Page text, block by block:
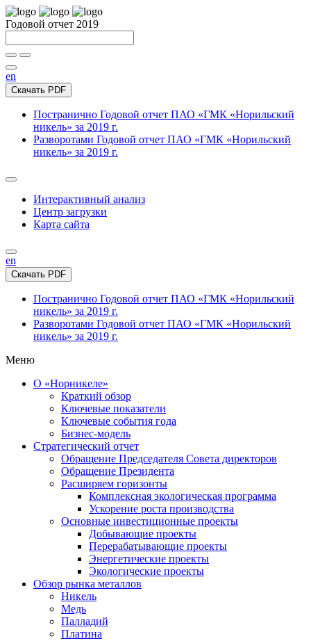
Годовой отчет 2019
en
Скачать PDF
Постранично Годовой отчет ПАО «ГМК «Норильский
никель» за 2019 г.
Разворотами Годовой отчет ПАО «ГМК «Норильский
никель» за 2019 г.
Интерактивный анализ
Центр загрузки
Карта сайта
en
Скачать PDF
Постранично Годовой отчет ПАО «ГМК «Норильский
никель» за 2019 г.
Разворотами Годовой отчет ПАО «ГМК «Норильский
никель» за 2019 г.
Меню
О «Норникеле»
Краткий обзор
Ключевые показатели
Ключевые события года
Бизнес-модель
Стратегический отчет
Обращение Председателя Совета директоров
Обращение Президента
Расширяем горизонты
Комплексная экологическая программа
Ускорение роста производства
Основные инвестиционные проекты
Добывающие проекты
Перерабатывающие проекты
Энергетические проекты
Экологические проекты
Обзор рынка металлов
Никель
Медь
Палладий
Платина